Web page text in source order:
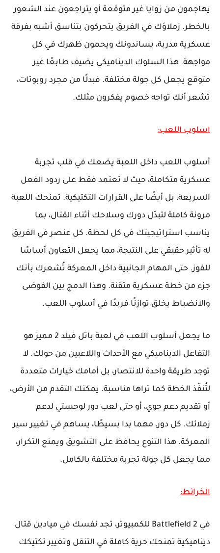
يهاجمون من زوايا غير متوقعة أو يتراجعون عند الشعور
بالخطر. زملاؤك في الفريق يتحركون بتناسق أشبه بفرقة
عسكرية مدربة، يساندونك ويحمون ظهرك في كل
مواجهة. هذا السلوك الديناميكي يضيف طابعًا غير
متوقع يجعل كل جولة مختلفة. فبدلًا من مجرد روبوتات،
تشعر أنك تواجه خصوم يفكرون مثلك.
اسلوب اللعب:
أسلوب اللعب داخل اللعبة يضعك في قلب تجربة
عسكرية متكاملة، حيث لا تعتمد فقط على ردود الفعل
السريعة، بل أيضًا على القرارات التكتيكية. تمنحك اللعبة
مرونة كاملة لتبدّل دورك وسلاحك أثناء القتال، بما
يناسب استراتيجيتك في كل لحظة. كل عنصر في الفريق
له تأثير حقيقي على النتيجة، مما يجعل التعاون أساسًا
للفوز. حتى المهام الجانبية داخل المعركة تُشعرك بأنك
جزء من خطة عسكرية متقنة. وهذا الدمج بين الفوضى
والانضباط يخلق توازنًا فريدًا في أسلوب اللعب.
ما يجعل أسلوب اللعب في لعبة باتل فيلد 2 مميز هو
التفاعل الديناميكي مع الأحداث واللاعبين من حولك. لا
توجد طريقة واحدة للانتصار، بل أمامك خيارات متعددة
لتُنفّذ الخطة كما تراها مناسبة. يمكنك التقدم من الأرض،
أو تقديم دعم جوي، أو حتى لعب دور لوجستي لدعم
زملائك. كل دور، مهما بدا بسيطًا، يساهم في تغيير سير
المعركة. هذا التنوع يحافظ على التشويق ويمنع التكرار،
مما يجعل كل جولة تجربة مختلفة بالكامل.
الخرائط:
في Battlefield 2 للكمبيوتر، تجد نفسك في ميادين قتال
ديناميكية تمنحك حرية كاملة في التنقل وتغيير تكتيكك